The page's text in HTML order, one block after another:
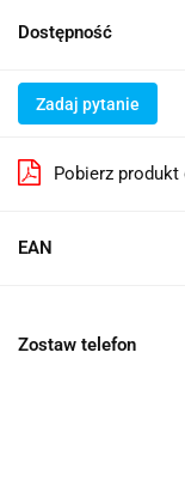
Dostępność
Zadaj pytanie
Pobierz produkt
EAN
Zostaw telefon